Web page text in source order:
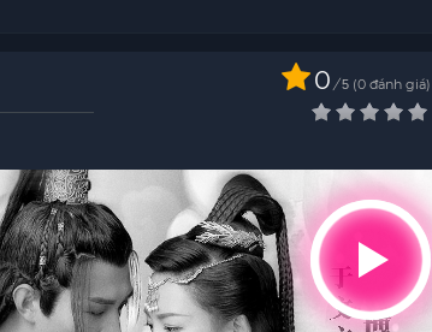
0 / 5 0 đánh giá